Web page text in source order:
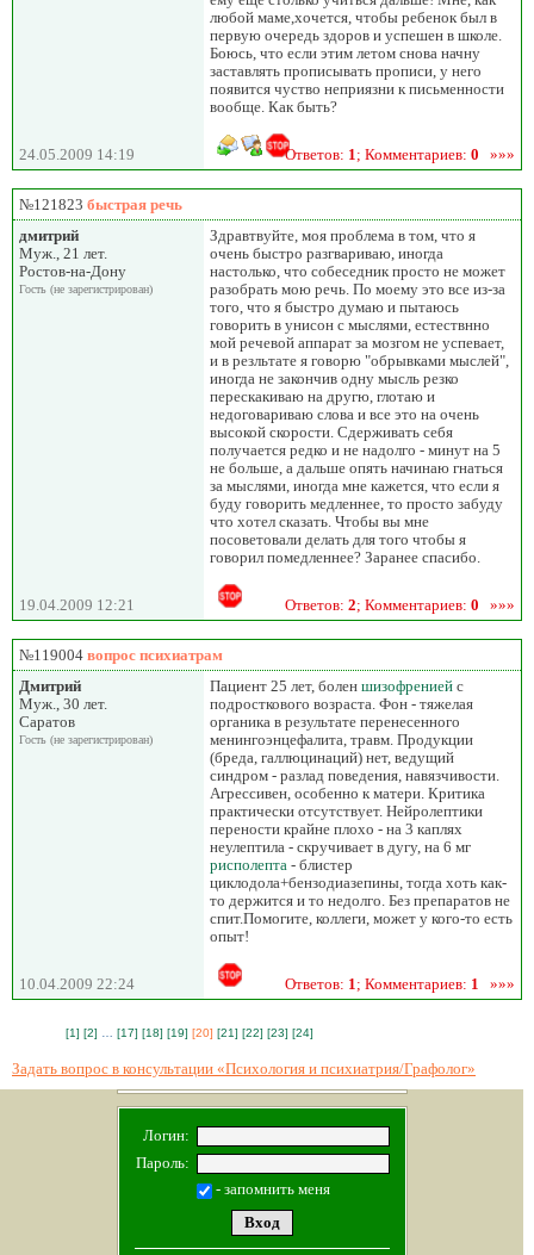
любой маме,хочется, чтобы ребенок был в
первую очередь здоров и успешен в школе.
Боюсь, что если этим летом снова начну
заставлять прописывать прописи, у него
появится чуство неприязни к письменности
вообще. Как быть?
24.05.2009 14:19 Ответов: 1; Комментариев: 0 »»»
№121823 быстрая речь
дмитрий
Муж., 21 лет.
Ростов-на-Дону
Гость (не зарегистрирован)
Здравтвуйте, моя проблема в том, что я
очень быстро разгвариваю, иногда
настолько, что собеседник просто не может
разобрать мою речь. По моему это все из-за
того, что я быстро думаю и пытаюсь
говорить в унисон с мыслями, естествнно
мой речевой аппарат за мозгом не успевает,
и в резльтате я говорю "обрывками мыслей",
иногда не закончив одну мысль резко
перескакиваю на другю, глотаю и
недоговариваю слова и все это на очень
высокой скорости. Сдерживать себя
получается редко и не надолго - минут на 5
не больше, а дальше опять начинаю гнаться
за мыслями, иногда мне кажется, что если я
буду говорить медленнее, то просто забуду
что хотел сказать. Чтобы вы мне
посоветовали делать для того чтобы я
говорил помедленнее? Заранее спасибо.
19.04.2009 12:21 Ответов: 2; Комментариев: 0 »»»
№119004 вопрос психиатрам
Дмитрий
Муж., 30 лет.
Саратов
Гость (не зарегистрирован)
Пациент 25 лет, болен шизофренией с
подросткового возраста. Фон - тяжелая
органика в результате перенесенного
менингоэнцефалита, травм. Продукции
(бреда, галлюцинаций) нет, ведущий
синдром - разлад поведения, навязчивости.
Агрессивен, особенно к матери. Критика
практически отсутствует. Нейролептики
перености крайне плохо - на 3 каплях
неулептила - скручивает в дугу, на 6 мг
рисполепта - блистер
циклодола+бензодиазепины, тогда хоть как-
то держится и то недолго. Без препаратов не
спит.Помогите, коллеги, может у кого-то есть
опыт!
10.04.2009 22:24 Ответов: 1; Комментариев: 1 »»»
[1] [2] [17] [18] [19] [20] [21] [22] [23] [24]
Задать вопрос в консультации «Психология и психиатрия/Графолог»
Логин:
Пароль:
- запомнить меня